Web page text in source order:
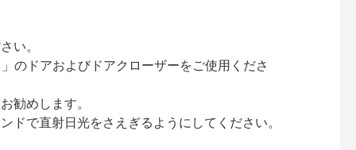
い。
のドアおよびドアクローザーをご使用くださ
勧めします。
で直射日光をさえぎるようにしてください。